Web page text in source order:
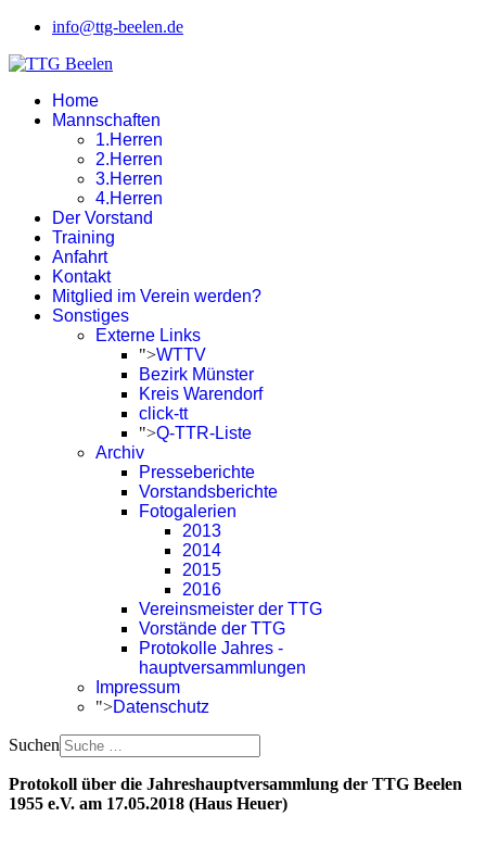
info@ttg-beelen.de
Home
Mannschaften
1.Herren
2.Herren
3.Herren
4.Herren
Der Vorstand
Training
Anfahrt
Kontakt
Mitglied im Verein werden?
Sonstiges
Externe Links
">WTTV
Bezirk Münster
Kreis Warendorf
click-tt
">Q-TTR-Liste
Archiv
Presseberichte
Vorstandsberichte
Fotogalerien
2013
2014
2015
2016
Vereinsmeister der TTG
Vorstände der TTG
Protokolle Jahres -
hauptversammlungen
Impressum
">Datenschutz
Suchen
Protokoll über die Jahreshauptversammlung der TTG Beelen
1955 e.V. am 17.05.2018 (Haus Heuer)